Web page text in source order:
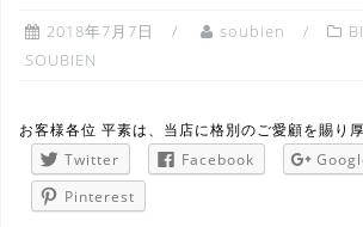
2018年7月7日 soubien
SOUBIEN
お客様各位 平素は、当店に格別のご愛顧を賜り
Twitter
Facebook
Pinterest